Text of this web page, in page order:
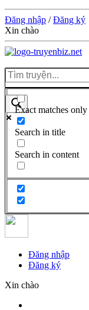
Đăng nhập /Đăng ký
Xin chào
Exact matches only
Search in title
Search in content
Đăng nhập
Đăng ký
Xin chào